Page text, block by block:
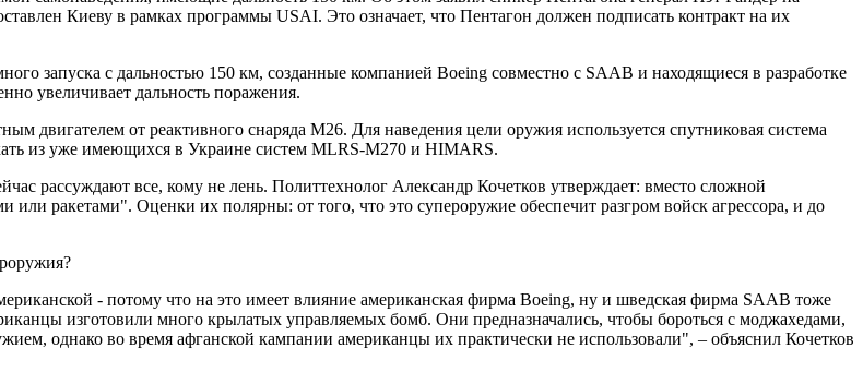
Киеву в рамках программы USAI. Это означает, что Пентагон должен подписать контракт на их
запуска с дальностью 150 км, созданные компанией Boeing совместно с SAAB и находящиеся в разработке
увеличивает дальность поражения.
двигателем от реактивного снаряда M26. Для наведения цели оружия используется спутниковая система
из уже имеющихся в Украине систем MLRS-M270 и HIMARS.
рассуждают все, кому не лень. Политтехнолог Александр Кочетков утверждает: вместо сложной
ракетами". Оценки их полярны: от того, что это супероружие обеспечит разгром войск агрессора, и до
- потому что на это имеет влияние американская фирма Boeing, ну и шведская фирма SAAB тоже
изготовили много крылатых управляемых бомб. Они предназначались, чтобы бороться с моджахедами,
однако во время афганской кампании американцы их практически не использовали", – объяснил Кочетков